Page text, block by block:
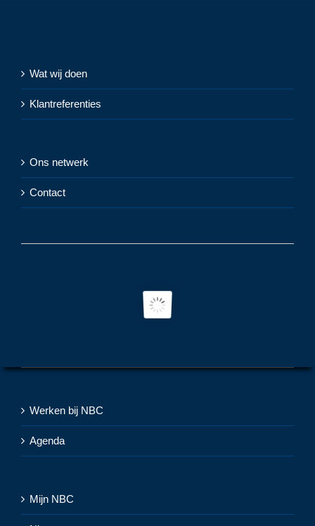
Wat wij doen
Klantreferenties
Ons netwerk
Contact
Werken bij NBC
Agenda
Mijn NBC